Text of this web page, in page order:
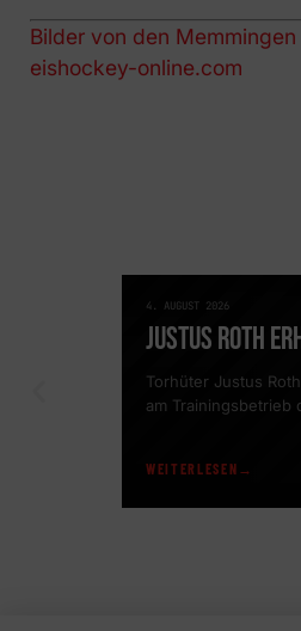
Bilder von den
eishockey-online.com
NEWS
4. AUGUST 2026
JUSTUS ROTH
Torhüter Justus
am Trainingsbetrieb
WEITERLESEN